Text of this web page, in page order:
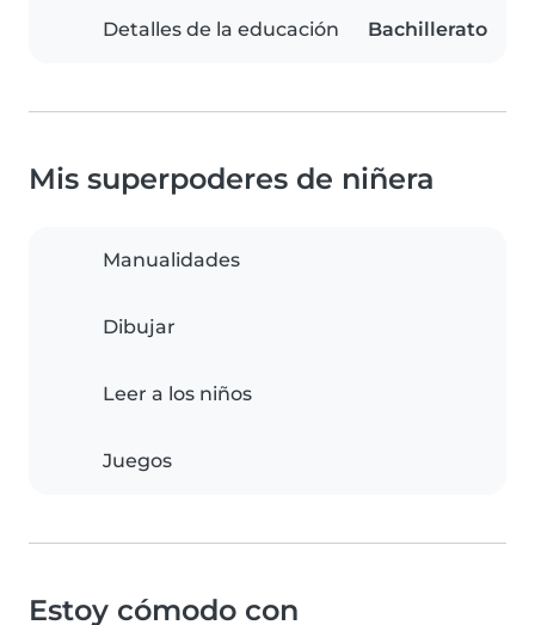
Detalles de la educación Bachillerato
Mis superpoderes de niñera
Manualidades
Dibujar
Leer a los niños
Juegos
Estoy cómodo con